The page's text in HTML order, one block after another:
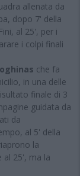
allenata da
dopo 7' della
al 25', per i
i colpi finali
che fa
in una delle
finale di 3
guidata da
da
al 5' della
la
al 25', ma la